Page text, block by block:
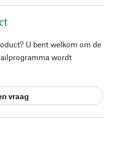
U bent welkom om de
wordt
vraag